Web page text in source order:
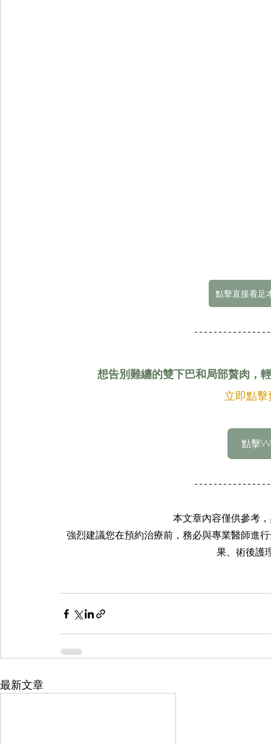
點擊直接看足
想告別難纏的雙下巴和局部贅肉，
立即點
點擊
本文章內容僅供參考
強烈建議您在預約治療前，務必與專業醫師進
果、術後護
最新文章